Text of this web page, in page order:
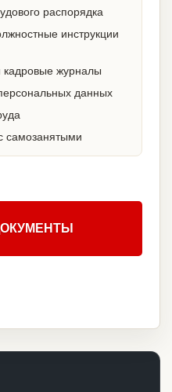
распорядка
инструкции
кадровые журналы
данных
самозанятыми